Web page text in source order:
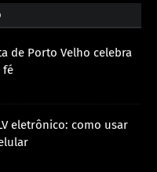
de Porto Velho celebra
fé
eletrônico: como usar